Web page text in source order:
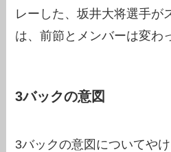
レーした、坂井大将選手が
は、前節とメンバーは変わ
3バックの意図
3バックの意図についてや